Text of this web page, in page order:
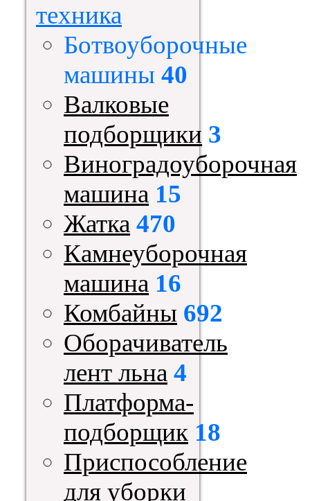
техника
Ботвоуборочные
машины 40
Валковые
подборщики 3
Виноградоуборочная
машина 15
Жатка 470
Камнеуборочная
машина 16
Комбайны 692
Оборачиватель
лент льна 4
Платформа-
подборщик 18
Приспособление
для уборки